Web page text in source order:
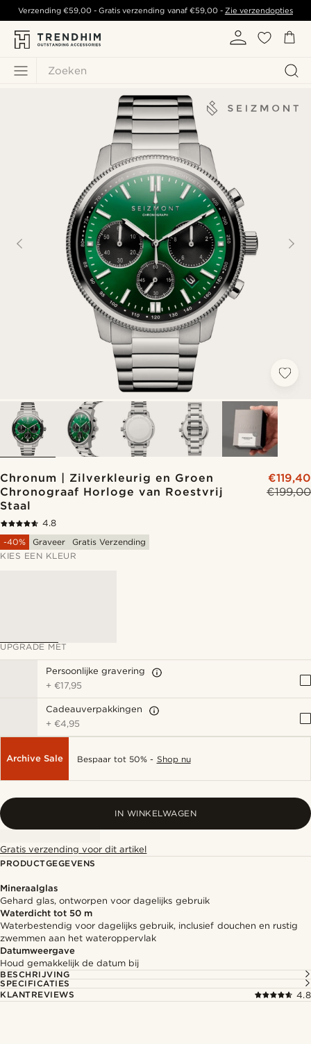
Zoeken
Verzending€59,00 - Gratis verzending vanaf €59,00- Zie verzendopties
Chronum | Zilverkleurig en Groen
Chronograaf Horloge van Roestvrij
Staal
€199,00
€119,40
4.8
-40%
Graveer
Gratis Verzending
KIES EEN KLEUR
UPGRADE MET
Persoonlijke gravering
+€17,95
Cadeauverpakkingen
+€4,95
Archive Sale Bespaar tot 50% - Shop nu
IN WINKELWAGEN
Gratis verzending voor dit artikel
PRODUCTGEGEVENS
Mineraalglas
Gehard glas, ontworpen voor dagelijks gebruik
Waterdicht tot 50 m
Waterbestendig voor dagelijks gebruik, inclusief douchen en rustig
zwemmen aan het wateroppervlak
Datumweergave
Houd gemakkelijk de datum bij
BESCHRIJVING
SPECIFICATIES
KLANTREVIEWS
4.8